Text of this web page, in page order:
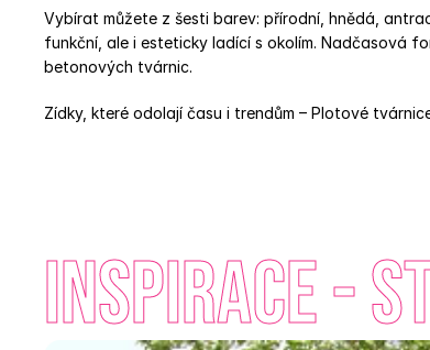
Vybírat můžete z šesti barev: přírodní, hnědá,
funkční, ale i esteticky ladící s okolím. Nadčasová
betonových tvárnic.
Zídky, které odolají času i trendům – Plotové
INSPIRACE -